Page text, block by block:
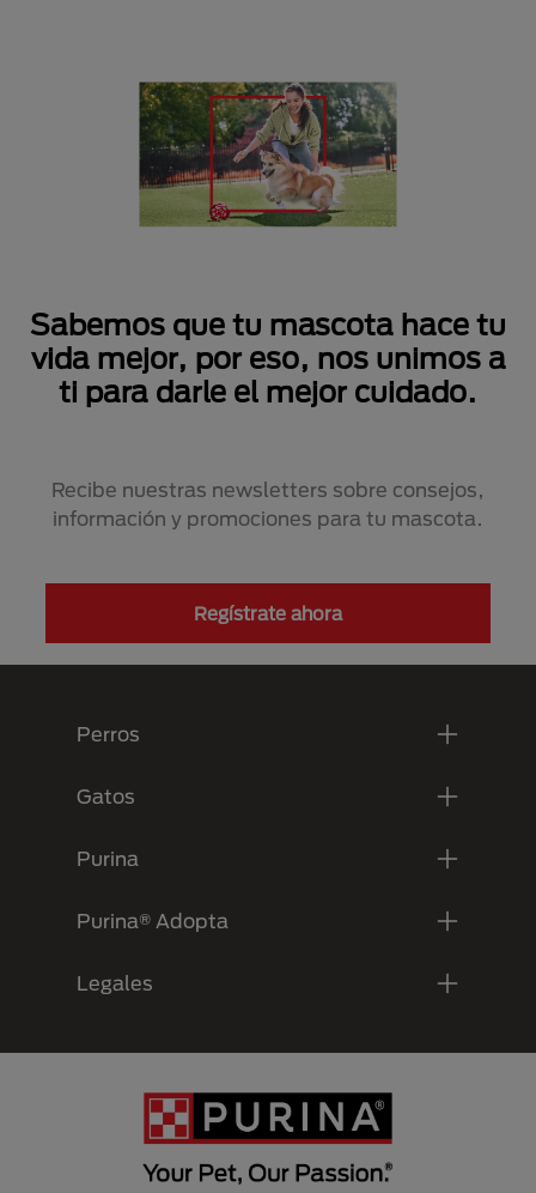
Sabemos que tu mascota hace tu
vida mejor, por eso, nos unimos a
ti para darle el mejor cuidado.
Recibe nuestras newsletters sobre consejos,
información y promociones para tu mascota.
Regístrate ahora
Perros
Gatos
Purina
Purina® Adopta
Legales